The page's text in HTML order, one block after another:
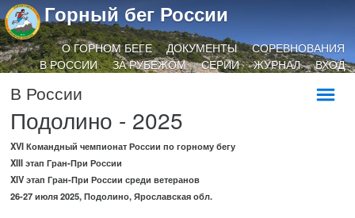
Горный бег России
О ГОРНОМ БЕГЕ ДОКУМЕНТЫ
СОРЕВНОВАНИЯ
В РОССИИ
ЗА РУБЕЖОМ СЕРИИ ЖУРНАЛ ВХОД
В России
Подолино - 2025
XVI Командный чемпионат России по горному бегу
XIII этап Гран-При России
XIV этап Гран-При России среди ветеранов
26-27 июля 2025, Подолино, Ярославская обл.